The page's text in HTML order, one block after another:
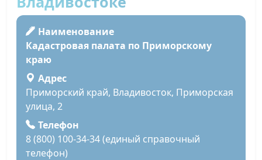
Наименование
Кадастровая палата по Приморскому
краю
Адрес
Приморский край, Владивосток, Приморская
улица, 2
Телефон
8 (800) 100-34-34 (единый справочный
телефон)